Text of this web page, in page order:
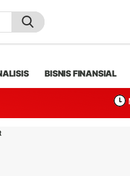
BISNIS FINANSIAL